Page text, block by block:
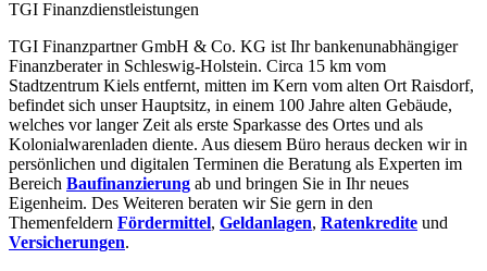
TGI Finanzdienstleistungen
TGI Finanzpartner GmbH & Co. KG ist Ihr bankenunabhängiger
Finanzberater in Schleswig-Holstein. Circa 15 km vom
Stadtzentrum Kiels entfernt, mitten im Kern vom alten Ort Raisdorf,
befindet sich unser Hauptsitz, in einem 100 Jahre alten Gebäude,
welches vor langer Zeit als erste Sparkasse des Ortes und als
Kolonialwarenladen diente. Aus diesem Büro heraus decken wir in
persönlichen und digitalen Terminen die Beratung als Experten im
Bereich Baufinanzierung ab und bringen Sie in Ihr neues
Eigenheim. Des Weiteren beraten wir Sie gern in den
Themenfeldern Fördermittel, Geldanlagen, Ratenkredite und
Versicherungen.